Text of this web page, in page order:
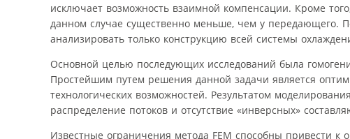
исключает возможность взаимной компенсации. Кроме
данном случае существенно меньше, чем у передающего.
анализировать только конструкцию всей системы
Основной целью последующих исследований была
Простейшим путем решения данной задачи является
технологических возможностей. Результатом
распределение потоков и отсутствие «инверсных»
Известные ограничения метода FEM способны привести к